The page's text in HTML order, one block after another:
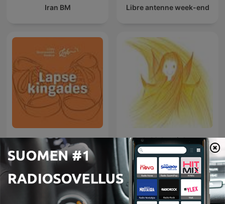
Iran BM Libre antenne week-end
Lapse Kingades
Fada Maluquinha no
mundo da lua